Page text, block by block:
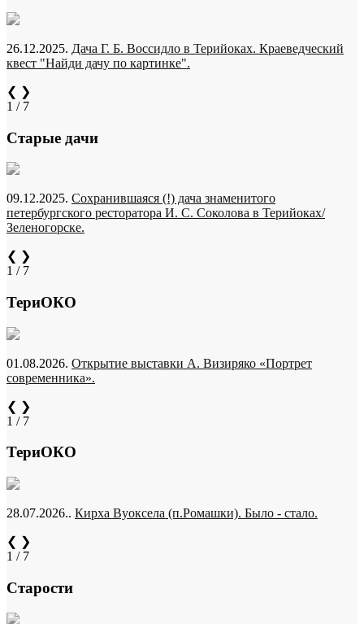
26.12.2025. Дача Г. Б. Воссидло в Терийоках. Краеведческий
квест "Найди дачу по картинке".
❮ ❯
1 / 7
Старые дачи
09.12.2025. Сохранившаяся (!) дача знаменитого
петербургского ресторатора И. С. Соколова в Терийоках/
Зеленогорске.
❮ ❯
1 / 7
ТериОКО
01.08.2026. Открытие выставки А. Визиряко «Портрет
современника».
❮ ❯
1 / 7
ТериОКО
28.07.2026.. Кирха Вуоксела (п.Ромашки). Было - стало.
❮ ❯
1 / 7
Старости